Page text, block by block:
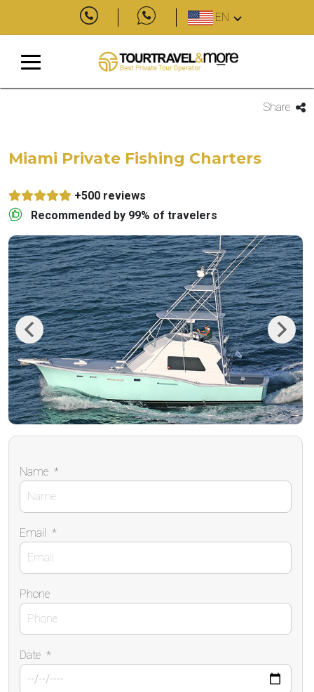
EN
Share
Miami Private Fishing Charters
+500 reviews
Recommended by 99% of travelers
Previous Next
Name *
Email *
Phone
Date *